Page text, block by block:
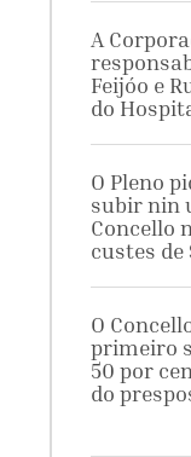
A
Feijóo e
do
O Pleno
subir nin
Concello
custes de
O
primeiro
50 por
do